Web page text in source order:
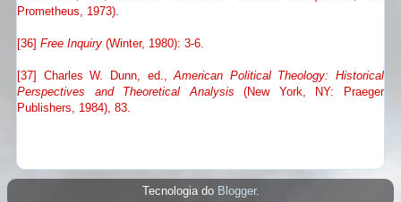
Prometheus, 1973).
[36] Free Inquiry (Winter, 1980): 3-6.
[37] Charles W. Dunn, ed.,American Political Theology: Historical
Perspectives and Theoretical Analysis (New York, NY: Praeger
Publishers, 1984), 83.
Tecnologia do Blogger.